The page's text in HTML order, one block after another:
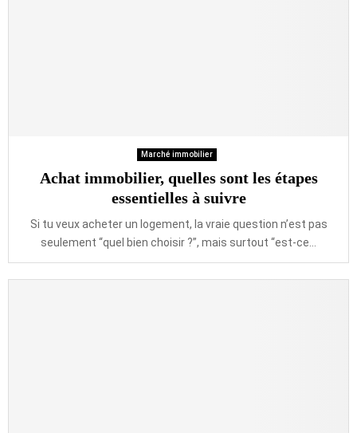
Marché immobilier
Achat immobilier, quelles sont les étapes
essentielles à suivre
Si tu veux acheter un logement, la vraie question n’est pas
seulement “quel bien choisir ?”, mais surtout “est-ce...